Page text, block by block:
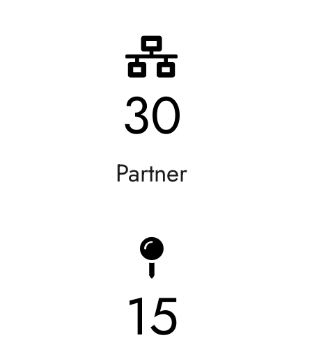
30
Partner
15